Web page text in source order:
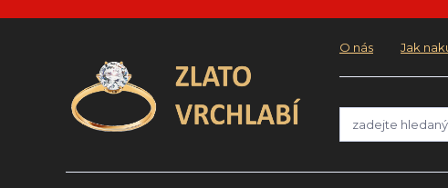
O nás Jak